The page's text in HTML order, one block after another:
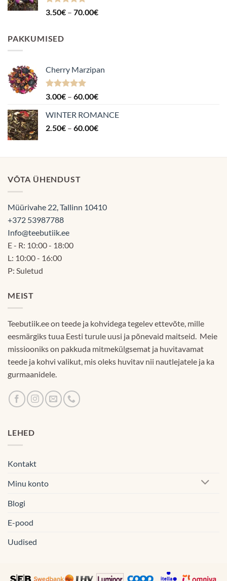
Hinnanguga
3.50€ – 70.00€Hinnavahemik:
PAKKUMISED
Cherry Marzipan
Hinnanguga
3.00€ – 60.00€Hinnavahemik:
kuni
60.00€
WINTER ROMANCE
2.50€ – 60.00€Hinnavahemik:
60.00€
VÕTA ÜHENDUST
Müürivahe 22, Tallinn 10410
+372 53987788
Info@teebutiik.ee
E - R: 10:00 - 18:00
L: 10:00 - 16:00
P: Suletud
MEIST
Teebutiik.ee on teede ja kohvidega tegelev ettevõte, mille
eesmärgiks tuua Eesti turule uusi ja põnevaid maitseid. Meie
missiooniks on pakkuda mitmekülgsemat ja huvitavamat
teede ja kohvi valikut, mis oleks huvitav nii nautlejatele ja ka
gurmaanidele.
LEHED
Kontakt
Minu konto
Blogi
E-pood
Uudised